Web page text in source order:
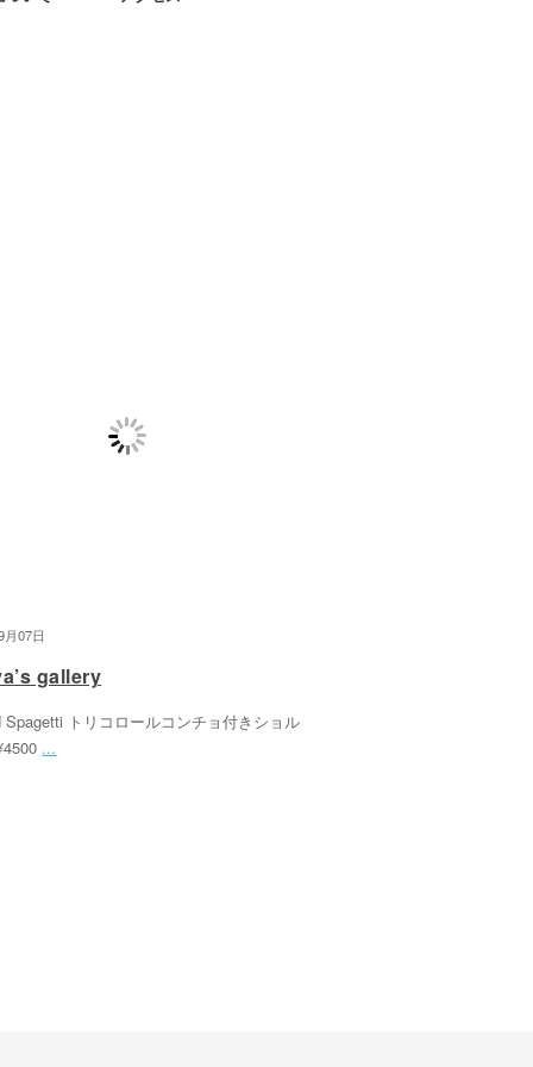
月07日
gallery
Spagetti トリコロールコンチョ付きショル
...